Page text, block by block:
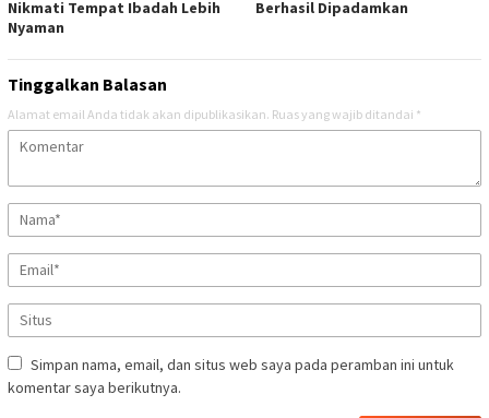
Nikmati Tempat Ibadah Lebih
Nyaman
Berhasil Dipadamkan
Tinggalkan Balasan
Alamat email Anda tidak akan dipublikasikan. Ruas yang wajib ditandai *
Simpan nama, email, dan situs web saya pada peramban ini untuk
komentar saya berikutnya.